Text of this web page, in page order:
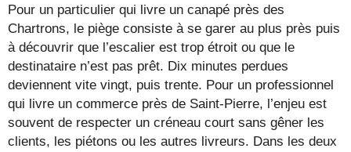
Pour un particulier qui livre un canapé près des
Chartrons, le piège consiste à se garer au plus près puis
à découvrir que l’escalier est trop étroit ou que le
destinataire n’est pas prêt. Dix minutes perdues
deviennent vite vingt, puis trente. Pour un professionnel
qui livre un commerce près de Saint-Pierre, l’enjeu est
souvent de respecter un créneau court sans gêner les
clients, les piétons ou les autres livreurs. Dans les deux